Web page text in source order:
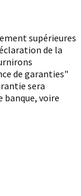
supérieures
de la
de garanties"
sera
banque, voire